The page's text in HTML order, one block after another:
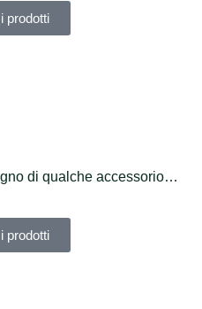
prodotti
di qualche accessorio…
prodotti